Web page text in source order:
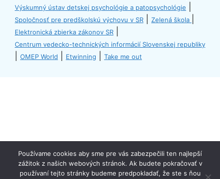
Výskumný ústav detskej psychológie a patopsychológie
Spoločnosť pre predškolskú výchovu v SR Zelená škola
Elektronická zbierka zákonov SR
Centrum vedecko-technických informácií Slovenskej republiky
OMEP World Etwinning Take me out
spodna lista
Používame cookies aby sme pre vás zabezpečili ten najlepší
zážitok z našich webových stránok. Ak budete pokračovať v
používaní tejto stránky budeme predpokladať, že ste s ňou